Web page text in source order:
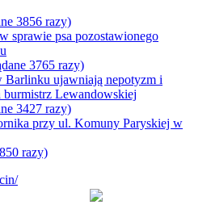
3856 razy)
sprawie psa pozostawionego
3765 razy)
Barlinku ujawniają nepotyzm i
Lewandowskiej
3427 razy)
przy ul. Komuny Paryskiej w
razy)